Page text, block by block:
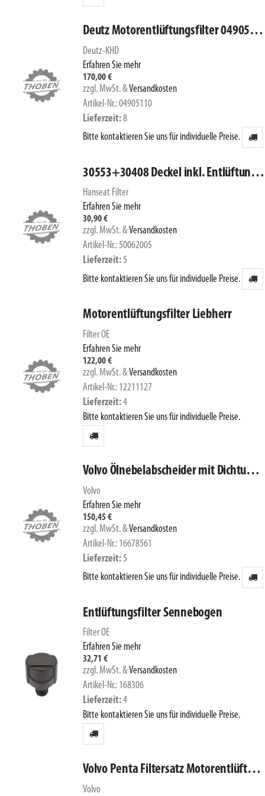
Deutz Motorentlüftungsfilter 04905110
Deutz-KHD
Erfahren Sie mehr
170,00 €
zzgl. MwSt.&Versandkosten
Artikel-Nr.: 04905110
Lieferzeit 8
Bitte kontaktieren Sie uns für individuelle Preise.
30553+30408 Deckel inkl. Entlüftungsschraube für SWK2000/10
Hanseat Filter
Erfahren Sie mehr
30,90 €
zzgl. MwSt.&Versandkosten
Artikel-Nr.: 50062005
Lieferzeit 5
Bitte kontaktieren Sie uns für individuelle Preise.
Motorentlüftungsfilter Liebherr
Filter OE
Erfahren Sie mehr
122,00 €
zzgl. MwSt.&Versandkosten
Artikel-Nr.: 12211127
Lieferzeit 4
Bitte kontaktieren Sie uns für individuelle Preise.
Volvo Ölnebelabscheider mit Dichtungssatz für Kurbelgehäuseentlüftung 16678561
Volvo
Erfahren Sie mehr
150,45 €
zzgl. MwSt.&Versandkosten
Artikel-Nr.: 16678561
Lieferzeit 5
Bitte kontaktieren Sie uns für individuelle Preise.
Entlüftungsfilter Sennebogen
Filter OE
Erfahren Sie mehr
32,71 €
zzgl. MwSt.&Versandkosten
Artikel-Nr.: 168306
Lieferzeit 4
Bitte kontaktieren Sie uns für individuelle Preise.
Volvo Penta Filtersatz Motorentlüftung 21535312
Volvo